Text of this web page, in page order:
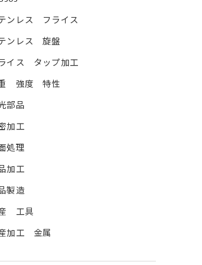
ンレス フライス
ンレス 旋盤
イス タップ加工
強度 特性
部品
加工
処理
加工
製造
工具
加工 金属